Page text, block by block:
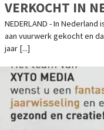
VERKOCHT IN
NEDERLAND - In
aan vuurwerk gekocht en
jaar [...]